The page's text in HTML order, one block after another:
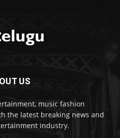
US
music fashion
the latest breaking news and
industry.